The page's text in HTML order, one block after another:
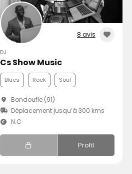
8 avis
DJ
Cs Show Music
Blues Rock Soul
Bondoufle (91)
Déplacement jusqu’à 300 kms
N.C
Profil